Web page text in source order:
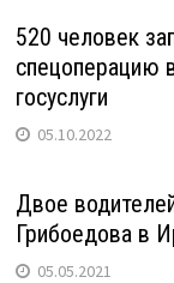
520 человек
спецоперацию
госуслуги
05.10.2022
Двое
Грибоедова в
05.05.2021